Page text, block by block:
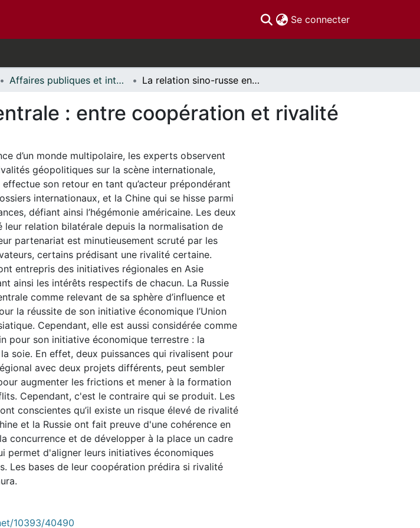
Se connecter(current)
Affaires publiques et internationales - Mémoires // Public and International Affairs - Research Papers La relation sino-russe en Asie centrale : entre coopération et rivalité
: entre coopération et rivalité
d’un monde multipolaire, les experts observent
géopolitiques sur la scène internationale,
effectue son retour en tant qu’acteur prépondérant
internationaux, et la Chine qui se hisse parmi
défiant ainsi l’hégémonie américaine. Les deux
leur relation bilatérale depuis la normalisation de
partenariat est minutieusement scruté par les
certains prédisant une rivalité certaine.
entrepris des initiatives régionales en Asie
ainsi les intérêts respectifs de chacun. La Russie
comme relevant de sa sphère d’influence et
la réussite de son initiative économique l’Union
Cependant, elle est aussi considérée comme
pour son initiative économique terrestre : la
soie. En effet, deux puissances qui rivalisent pour
avec deux projets différents, peut sembler
augmenter les frictions et mener à la formation
Cependant, c'est le contraire qui se produit. Les
conscientes qu’il existe un risque élevé de rivalité
et la Russie ont fait preuve d'une cohérence en
concurrence et de développer à la place un cadre
permet d'aligner leurs initiatives économiques
Les bases de leur coopération prédira si rivalité
10393/40490